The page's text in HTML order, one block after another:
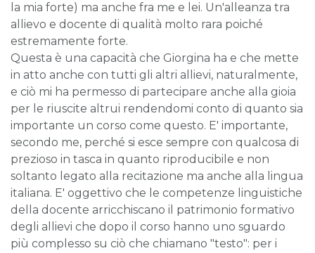
la mia forte) ma anche fra me e lei. Un'alleanza tra
allievo e docente di qualità molto rara poiché
estremamente forte.
Questa è una capacità che Giorgina ha e che mette
in atto anche con tutti gli altri allievi, naturalmente,
e ciò mi ha permesso di partecipare anche alla gioia
per le riuscite altrui rendendomi conto di quanto sia
importante un corso come questo. E' importante,
secondo me, perché si esce sempre con qualcosa di
prezioso in tasca in quanto riproducibile e non
soltanto legato alla recitazione ma anche alla lingua
italiana. E' oggettivo che le competenze linguistiche
della docente arricchiscano il patrimonio formativo
degli allievi che dopo il corso hanno uno sguardo
più complesso su ciò che chiamano "testo": per i